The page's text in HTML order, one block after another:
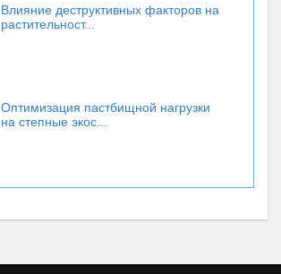
Влияние деструктивных факторов на
растительност...
Оптимизация пастбищной нагрузки
на степные экос...